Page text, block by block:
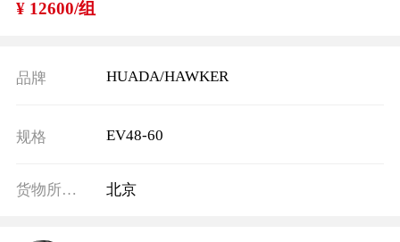
¥ 12600/组
品牌 HUADA/HAWKER
规格 EV48-60
货物所在地 北京